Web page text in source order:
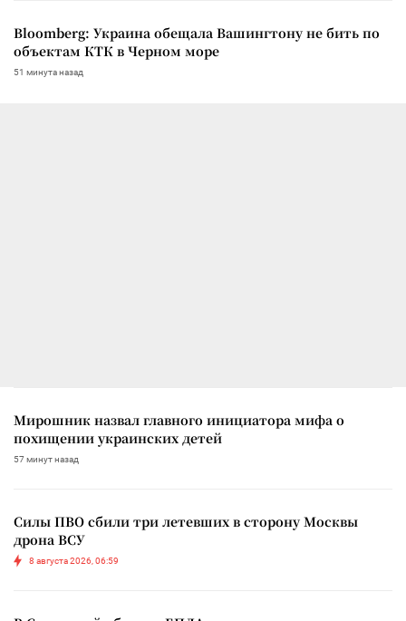
Bloomberg: Украина обещала Вашингтону не бить по
объектам КТК в Черном море
51 минута назад
Мирошник назвал главного инициатора мифа о
похищении украинских детей
57 минут назад
Силы ПВО сбили три летевших в сторону Москвы
дрона ВСУ
8 августа 2026, 06:59